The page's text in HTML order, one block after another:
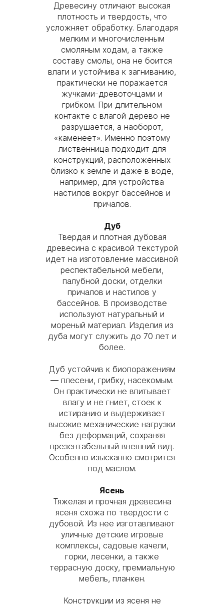
Древесину отличают высокая
плотность и твердость, что
усложняет обработку. Благодаря
мелким и многочисленным
смоляным ходам, а также
составу смолы, она не боится
влаги и устойчива к загниванию,
практически не поражается
жучками-древоточцами и
грибком. При длительном
контакте с влагой дерево не
разрушается, а наоборот,
«каменеет». Именно поэтому
лиственница подходит для
конструкций, расположенных
близко к земле и даже в воде,
например, для устройства
настилов вокруг бассейнов и
причалов.
Дуб
Твердая и плотная дубовая
древесина с красивой текстурой
идет на изготовление массивной
респектабельной мебели,
палубной доски, отделки
причалов и настилов у
бассейнов. В производстве
используют натуральный и
мореный материал. Изделия из
дуба могут служить до 70 лет и
более.
Дуб устойчив к биопоражениям
— плесени, грибку, насекомым.
Он практически не впитывает
влагу и не гниет, стоек к
истиранию и выдерживает
высокие механические нагрузки
без деформаций, сохраняя
презентабельный внешний вид.
Особенно изысканно смотрится
под маслом.
Ясень
Тяжелая и прочная древесина
ясеня схожа по твердости с
дубовой. Из нее изготавливают
уличные детские игровые
комплексы, садовые качели,
горки, лесенки, а также
террасную доску, премиальную
мебель, планкен.
Конструкции из ясеня не